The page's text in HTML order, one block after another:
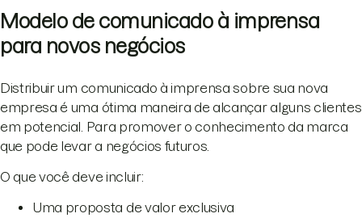
Modelo de comunicado à imprensa
para novos negócios
Distribuir um comunicado à imprensa sobre sua nova
empresa é uma ótima maneira de alcançar alguns clientes
em potencial. Para promover o conhecimento da marca
que pode levar a negócios futuros.
O que você deve incluir:
Uma proposta de valor exclusiva